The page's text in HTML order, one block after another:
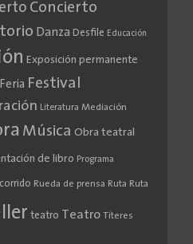
Concierto
Danza Desfile Educación
Exposición permanente
Feria Festival
Literatura Mediación
Música Obra teatral
de libro Programa
Rueda de prensa Ruta Ruta
teatro Teatro Títeres